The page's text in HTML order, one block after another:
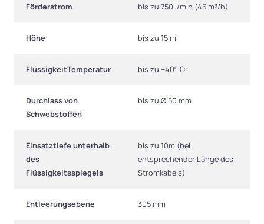
Förderstrom bis zu 750 l/min (45 m³/h)
Höhe bis zu 15 m
FlüssigkeitTemperatur bis zu +40° C
Durchlass von
Schwebstoffen
bis zu Ø 50 mm
Einsatztiefe unterhalb
des
Flüssigkeitsspiegels
bis zu 10m (bei
entsprechender Länge des
Stromkabels)
Entleerungsebene 305 mm